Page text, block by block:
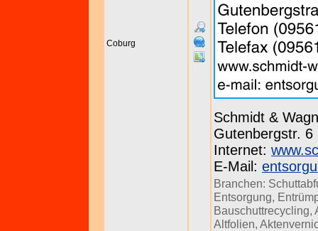
Coburg
Schmidt &
Gutenbergstr. 6
Internet:
E-Mail:
Branchen:
Entsorgung,
Bauschuttrecycling,
Altfolien,